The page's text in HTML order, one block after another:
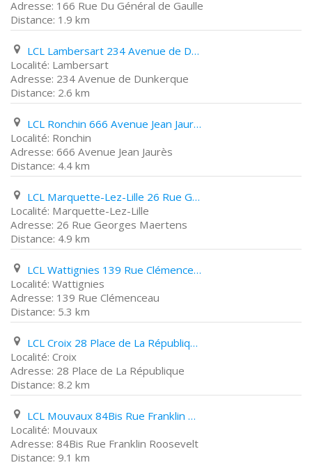
166 Rue Du Général de Gaulle
1.9 km
LCL Lambersart 234 Avenue de Dunkerque
Lambersart
234 Avenue de Dunkerque
2.6 km
LCL Ronchin 666 Avenue Jean Jaurès
Ronchin
666 Avenue Jean Jaurès
4.4 km
LCL Marquette-Lez-Lille 26 Rue Georges Maertens
Marquette-Lez-Lille
26 Rue Georges Maertens
4.9 km
LCL Wattignies 139 Rue Clémenceau
Wattignies
139 Rue Clémenceau
5.3 km
LCL Croix 28 Place de La République
Croix
28 Place de La République
8.2 km
LCL Mouvaux 84Bis Rue Franklin Roosevelt
Mouvaux
84Bis Rue Franklin Roosevelt
9.1 km